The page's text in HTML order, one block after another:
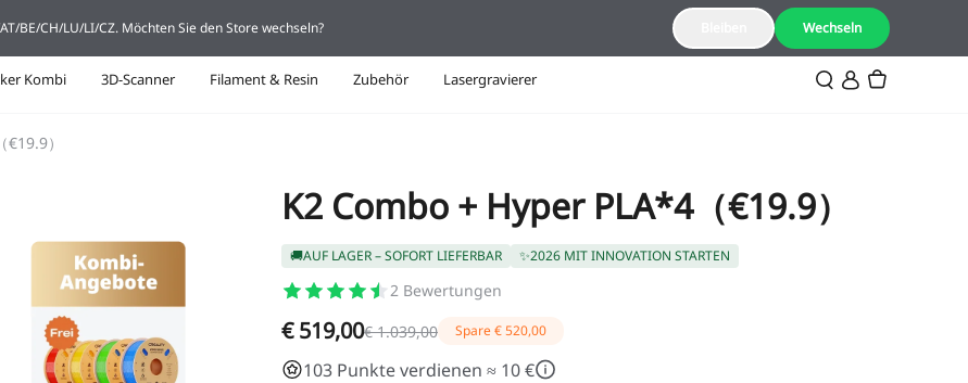
DE(Deutsch)
Kombi 3D-Scanner Filament & Resin Zubehör Lasergravierer
）
K2 Combo + Hyper PLA*4（€19.9）
🚚AUF LAGER – SOFORT LIEFERBAR ✨2026 MIT INNOVATION STARTEN
2 Bewertungen
€ 519,00€ 1.039,00 Spare€ 520,00
103 Punkte verdienen ≈ 10 €
BE/CH/LU/LI/CZ. Möchten Sie den Store wechseln? Wechseln